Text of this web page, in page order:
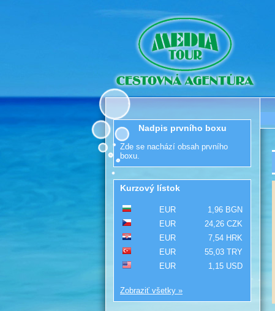
Nadpis prvního boxu
Zde se nachází obsah prvního
boxu.
Kurzový lístok
EUR
1,96 BGN
EUR
24,26 CZK
EUR
7,54 HRK
EUR
55,03 TRY
EUR
1,15 USD
Zobraziť všetky »